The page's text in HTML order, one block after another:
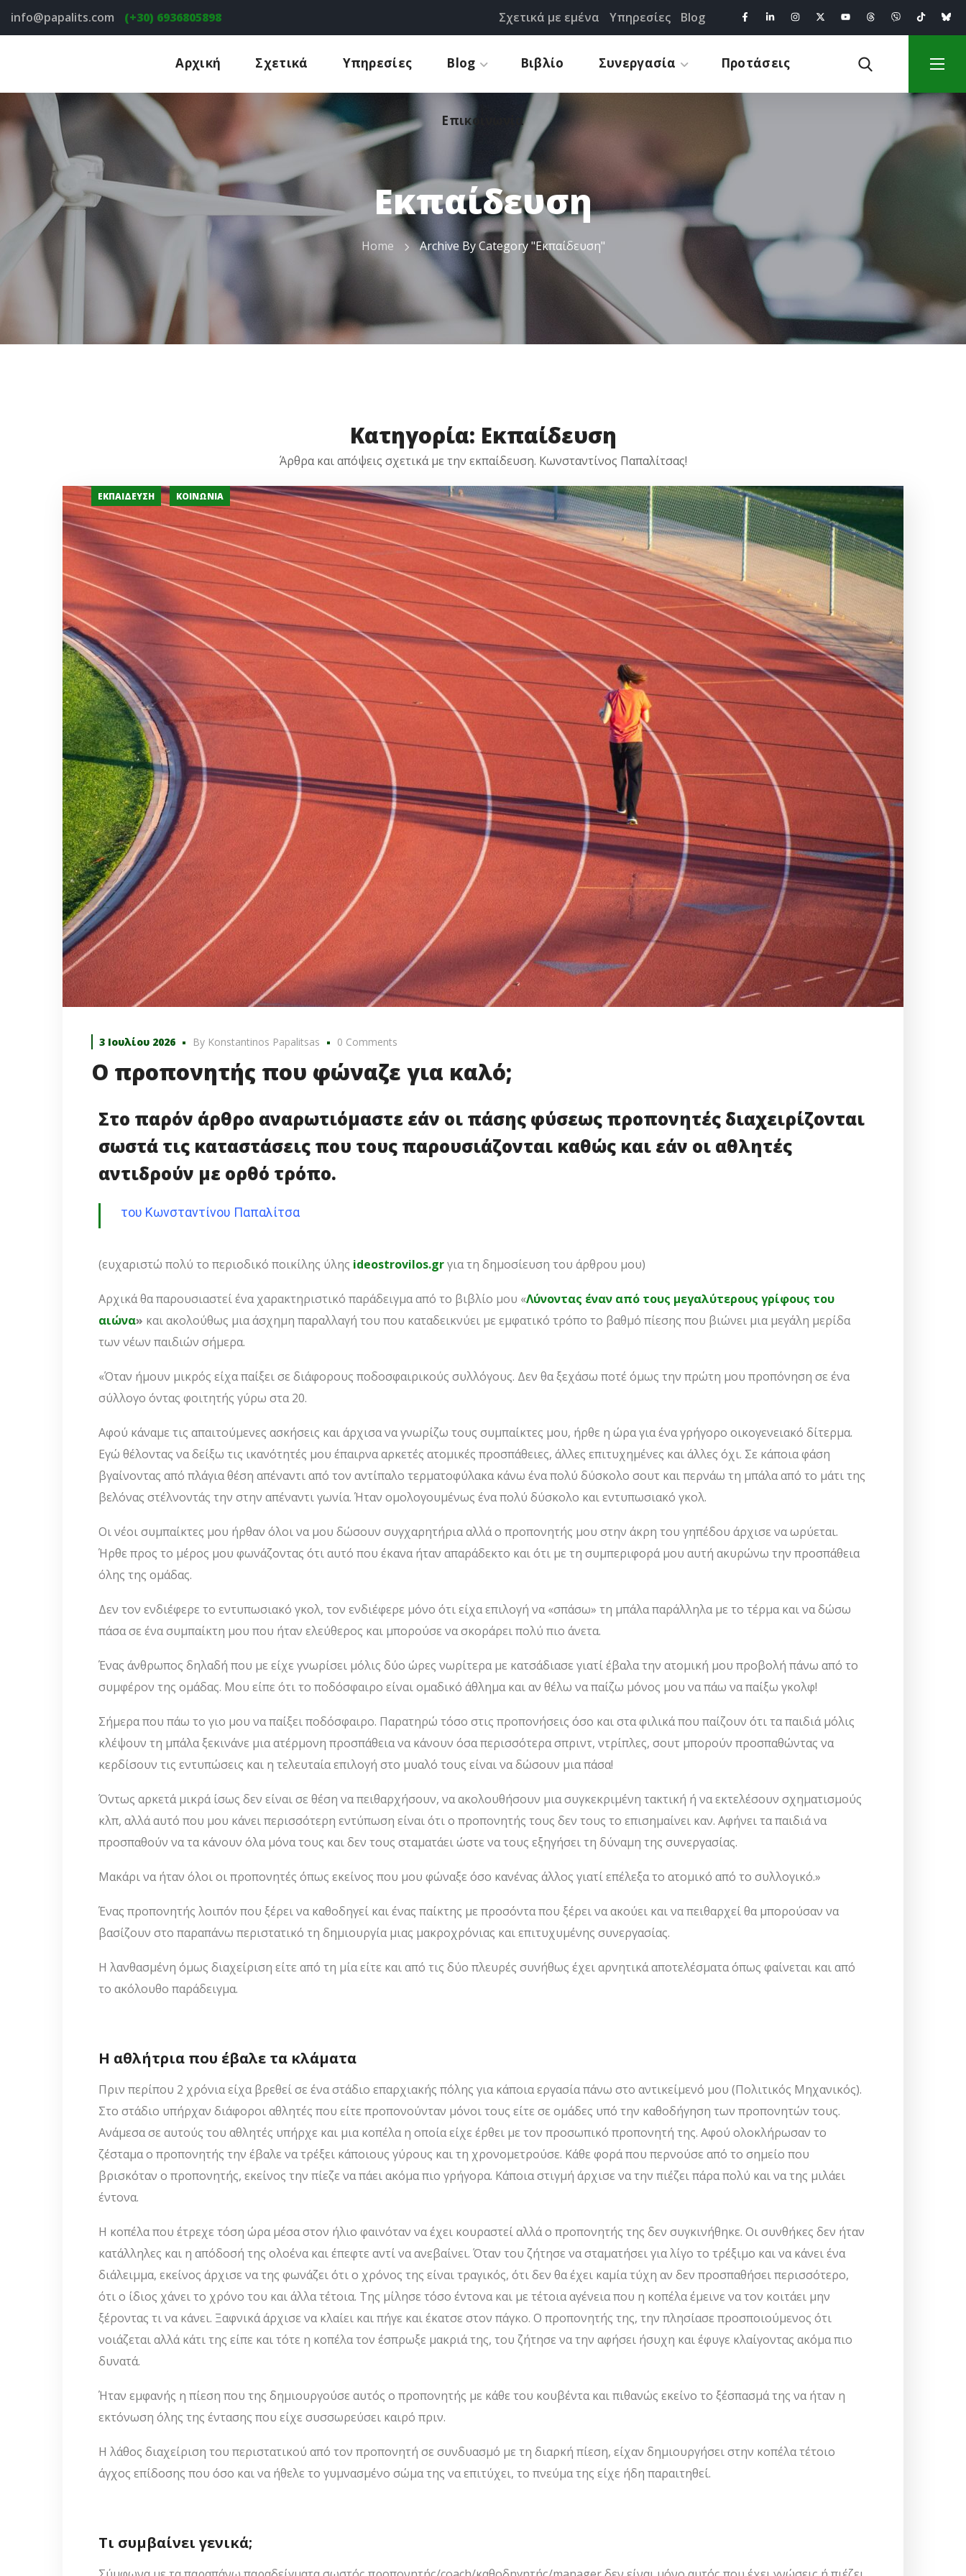
info@papalits.com (+30) 6936805898 Σχετικά με εμένα Υπηρεσίες Blog
Αρχική Σχετικά Υπηρεσίες Blog Βιβλίο Συνεργασία Προτάσεις
Επικοινωνία
Επικοινωνία
Εκπαίδευση
Home Archive By Category "Εκπαίδευση"
Κατηγορία: Εκπαίδευση
Άρθρα και απόψεις σχετικά με την εκπαίδευση. Κωνσταντίνος Παπαλίτσας!
ΕΚΠΑΊΔΕΥΣΗ ΚΟΙΝΩΝΊΑ
3 Ιουλίου 2026 By Konstantinos Papalitsas 0 Comments
Ο προπονητής που φώναζε για καλό;
Στο παρόν άρθρο αναρωτιόμαστε εάν οι πάσης φύσεως προπονητές διαχειρίζονται
σωστά τις καταστάσεις που τους παρουσιάζονται καθώς και εάν οι αθλητές
αντιδρούν με ορθό τρόπο.
του Κωνσταντίνου Παπαλίτσα
(ευχαριστώ πολύ το περιοδικό ποικίλης ύλης ideostrovilos.grγια τη δημοσίευση του άρθρου μου)
Αρχικά θα παρουσιαστεί ένα χαρακτηριστικό παράδειγμα από το βιβλίο μου «Λύνοντας έναν από τους μεγαλύτερους γρίφους του
αιώνα» και ακολούθως μια άσχημη παραλλαγή του που καταδεικνύει με εμφατικό τρόπο το βαθμό πίεσης που βιώνει μια μεγάλη μερίδα
των νέων παιδιών σήμερα.
«Όταν ήμουν μικρός είχα παίξει σε διάφορους ποδοσφαιρικούς συλλόγους. Δεν θα ξεχάσω ποτέ όμως την πρώτη μου προπόνηση σε ένα
σύλλογο όντας φοιτητής γύρω στα 20.
Αφού κάναμε τις απαιτούμενες ασκήσεις και άρχισα να γνωρίζω τους συμπαίκτες μου, ήρθε η ώρα για ένα γρήγορο οικογενειακό δίτερμα.
Εγώ θέλοντας να δείξω τις ικανότητές μου έπαιρνα αρκετές ατομικές προσπάθειες, άλλες επιτυχημένες και άλλες όχι. Σε κάποια φάση
βγαίνοντας από πλάγια θέση απέναντι από τον αντίπαλο τερματοφύλακα κάνω ένα πολύ δύσκολο σουτ και περνάω τη μπάλα από το μάτι της
βελόνας στέλνοντάς την στην απέναντι γωνία. Ήταν ομολογουμένως ένα πολύ δύσκολο και εντυπωσιακό γκολ.
Οι νέοι συμπαίκτες μου ήρθαν όλοι να μου δώσουν συγχαρητήρια αλλά ο προπονητής μου στην άκρη του γηπέδου άρχισε να ωρύεται.
Ήρθε προς το μέρος μου φωνάζοντας ότι αυτό που έκανα ήταν απαράδεκτο και ότι με τη συμπεριφορά μου αυτή ακυρώνω την προσπάθεια
όλης της ομάδας.
Δεν τον ενδιέφερε το εντυπωσιακό γκολ, τον ενδιέφερε μόνο ότι είχα επιλογή να «σπάσω» τη μπάλα παράλληλα με το τέρμα και να δώσω
πάσα σε ένα συμπαίκτη μου που ήταν ελεύθερος και μπορούσε να σκοράρει πολύ πιο άνετα.
Ένας άνθρωπος δηλαδή που με είχε γνωρίσει μόλις δύο ώρες νωρίτερα με κατσάδιασε γιατί έβαλα την ατομική μου προβολή πάνω από το
συμφέρον της ομάδας. Μου είπε ότι το ποδόσφαιρο είναι ομαδικό άθλημα και αν θέλω να παίζω μόνος μου να πάω να παίξω γκολφ!
Σήμερα που πάω το γιο μου να παίξει ποδόσφαιρο. Παρατηρώ τόσο στις προπονήσεις όσο και στα φιλικά που παίζουν ότι τα παιδιά μόλις
κλέψουν τη μπάλα ξεκινάνε μια ατέρμονη προσπάθεια να κάνουν όσα περισσότερα σπριντ, ντρίπλες, σουτ μπορούν προσπαθώντας να
κερδίσουν τις εντυπώσεις και η τελευταία επιλογή στο μυαλό τους είναι να δώσουν μια πάσα!
Όντως αρκετά μικρά ίσως δεν είναι σε θέση να πειθαρχήσουν, να ακολουθήσουν μια συγκεκριμένη τακτική ή να εκτελέσουν σχηματισμούς
κλπ, αλλά αυτό που μου κάνει περισσότερη εντύπωση είναι ότι ο προπονητής τους δεν τους το επισημαίνει καν. Αφήνει τα παιδιά να
προσπαθούν να τα κάνουν όλα μόνα τους και δεν τους σταματάει ώστε να τους εξηγήσει τη δύναμη της συνεργασίας.
Μακάρι να ήταν όλοι οι προπονητές όπως εκείνος που μου φώναξε όσο κανένας άλλος γιατί επέλεξα το ατομικό από το συλλογικό.»
Ένας προπονητής λοιπόν που ξέρει να καθοδηγεί και ένας παίκτης με προσόντα που ξέρει να ακούει και να πειθαρχεί θα μπορούσαν να
βασίζουν στο παραπάνω περιστατικό τη δημιουργία μιας μακροχρόνιας και επιτυχυμένης συνεργασίας.
Η λανθασμένη όμως διαχείριση είτε από τη μία είτε και από τις δύο πλευρές συνήθως έχει αρνητικά αποτελέσματα όπως φαίνεται και από
το ακόλουθο παράδειγμα.
Η αθλήτρια που έβαλε τα κλάματα
Πριν περίπου 2 χρόνια είχα βρεθεί σε ένα στάδιο επαρχιακής πόλης για κάποια εργασία πάνω στο αντικείμενό μου (Πολιτικός Μηχανικός).
Στο στάδιο υπήρχαν διάφοροι αθλητές που είτε προπονούνταν μόνοι τους είτε σε ομάδες υπό την καθοδήγηση των προπονητών τους.
Ανάμεσα σε αυτούς του αθλητές υπήρχε και μια κοπέλα η οποία είχε έρθει με τον προσωπικό προπονητή της. Αφού ολοκλήρωσαν το
ζέσταμα ο προπονητής την έβαλε να τρέξει κάποιους γύρους και τη χρονομετρούσε. Κάθε φορά που περνούσε από το σημείο που
βρισκόταν ο προπονητής, εκείνος την πίεζε να πάει ακόμα πιο γρήγορα. Κάποια στιγμή άρχισε να την πιέζει πάρα πολύ και να της μιλάει
έντονα.
Η κοπέλα που έτρεχε τόση ώρα μέσα στον ήλιο φαινόταν να έχει κουραστεί αλλά ο προπονητής της δεν συγκινήθηκε. Οι συνθήκες δεν ήταν
κατάλληλες και η απόδοσή της ολοένα και έπεφτε αντί να ανεβαίνει. Όταν του ζήτησε να σταματήσει για λίγο το τρέξιμο και να κάνει ένα
διάλειμμα, εκείνος άρχισε να της φωνάζει ότι ο χρόνος της είναι τραγικός, ότι δεν θα έχει καμία τύχη αν δεν προσπαθήσει περισσότερο,
ότι ο ίδιος χάνει το χρόνο του και άλλα τέτοια. Της μίλησε τόσο έντονα και με τέτοια αγένεια που η κοπέλα έμεινε να τον κοιτάει μην
ξέροντας τι να κάνει. Ξαφνικά άρχισε να κλαίει και πήγε και έκατσε στον πάγκο. Ο προπονητής της, την πλησίασε προσποιούμενος ότι
νοιάζεται αλλά κάτι της είπε και τότε η κοπέλα τον έσπρωξε μακριά της, του ζήτησε να την αφήσει ήσυχη και έφυγε κλαίγοντας ακόμα πιο
δυνατά.
Ήταν εμφανής η πίεση που της δημιουργούσε αυτός ο προπονητής με κάθε του κουβέντα και πιθανώς εκείνο το ξέσπασμά της να ήταν η
εκτόνωση όλης της έντασης που είχε συσσωρεύσει καιρό πριν.
Η λάθος διαχείριση του περιστατικού από τον προπονητή σε συνδυασμό με τη διαρκή πίεση, είχαν δημιουργήσει στην κοπέλα τέτοιο
άγχος επίδοσης που όσο και να ήθελε το γυμνασμένο σώμα της να επιτύχει, το πνεύμα της είχε ήδη παραιτηθεί.
Τι συμβαίνει γενικά;